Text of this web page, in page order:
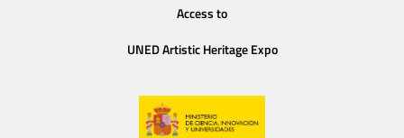
Access to
UNED Artistic Heritage Expo